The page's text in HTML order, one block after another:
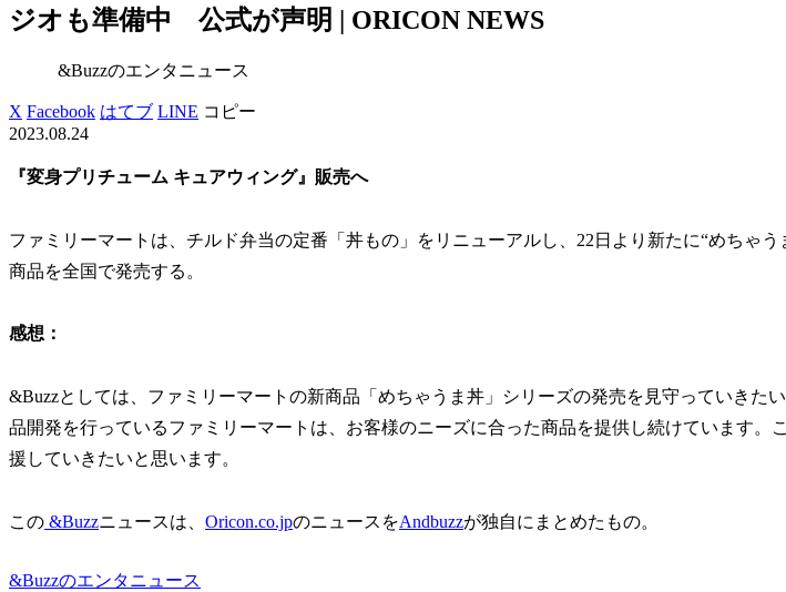
ジオも準備中 公式が声明 | ORICON NEWS
&Buzzのエンタニュース
X Facebook はてブ LINE コピー
2023.08.24
『変身プリチューム キュアウィング』販売へ
ファミリーマートは、チルド弁当の定番「丼もの」をリニューアルし、22日より新たに“めちゃう
商品を全国で発売する。
感想：
&Buzzとしては、ファミリーマートの新商品「めちゃうま丼」シリーズの発売を見守っていきた
品開発を行っているファミリーマートは、お客様のニーズに合った商品を提供し続けています。
援していきたいと思います。
この &Buzzニュースは、 Oricon.co.jpのニュースをAndbuzzが独自にまとめたもの。
&Buzzのエンタニュース